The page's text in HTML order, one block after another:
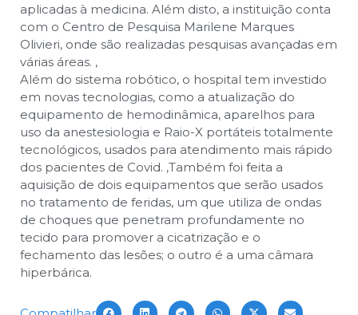
aplicadas à medicina. Além disto, a instituição conta
com o Centro de Pesquisa Marilene Marques
Olivieri, onde são realizadas pesquisas avançadas em
várias áreas. ,
Além do sistema robótico, o hospital tem investido
em novas tecnologias, como a atualização do
equipamento de hemodinâmica, aparelhos para
uso da anestesiologia e Raio-X portáteis totalmente
tecnológicos, usados para atendimento mais rápido
dos pacientes de Covid. ,Também foi feita a
aquisição de dois equipamentos que serão usados
no tratamento de feridas, um que utiliza de ondas
de choques que penetram profundamente no
tecido para promover a cicatrização e o
fechamento das lesões; o outro é a uma câmara
hiperbárica.